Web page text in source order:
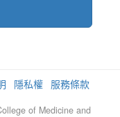
隱私權 服務條款
of Medicine and